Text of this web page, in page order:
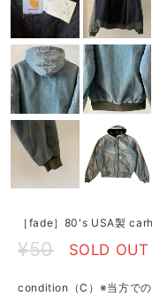
［fade］80's USA製
¥50 SOLD OUT
condition（C）※当方での